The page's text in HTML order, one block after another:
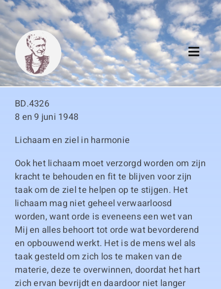
Skip
to
content
Algemeen
Thema boeken
Duitse boeken
Links
BD.4326
8 en 9 juni 1948
Lichaam en ziel in harmonie
Ook het lichaam moet verzorgd worden om zijn
kracht te behouden en fit te blijven voor zijn
taak om de ziel te helpen op te stijgen. Het
lichaam mag niet geheel verwaarloosd
worden, want orde is eveneens een wet van
Mij en alles behoort tot orde wat bevorderend
en opbouwend werkt. Het is de mens wel als
taak gesteld om zich los te maken van de
materie, deze te overwinnen, doordat het hart
zich ervan bevrijdt en daardoor niet langer